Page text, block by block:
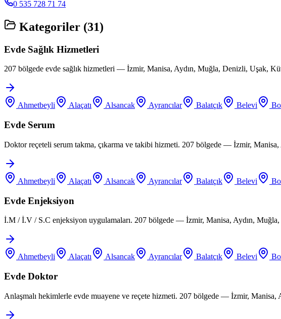
0 535 728 71 74
Kategoriler (31)
Evde Sağlık Hizmetleri
207 bölgede evde sağlık hizmetleri — İzmir, Manisa, Aydın, Muğla, Denizli, Uşak,
Ahmetbeyli Alaçatı Alsancak Ayrancılar Balatçık Belevi
Evde Serum
Doktor reçeteli serum takma, çıkarma ve takibi hizmeti. 207 bölgede — İzmir,
Ahmetbeyli Alaçatı Alsancak Ayrancılar Balatçık Belevi
Evde Enjeksiyon
İ.M / İ.V / S.C enjeksiyon uygulamaları. 207 bölgede — İzmir, Manisa, Aydın,
Ahmetbeyli Alaçatı Alsancak Ayrancılar Balatçık Belevi
Evde Doktor
Anlaşmalı hekimlerle evde muayene ve reçete hizmeti. 207 bölgede — İzmir,